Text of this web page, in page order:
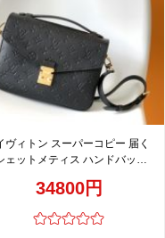
ヴィトン スーパーコピー 届く
ェットメティス ハンドバッグ
34800円